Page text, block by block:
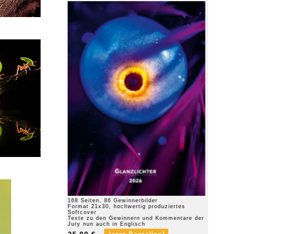
168 Seiten, 86 Gewinnerbilder
Format 21x30, hochwertig produziertes
Softcover
Texte zu den Gewinnern und Kommentare der
Jury nun auch in Englisch